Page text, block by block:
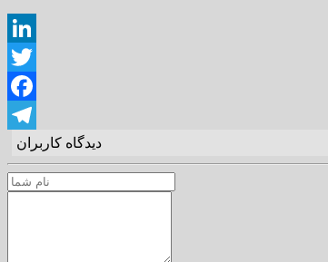
LinkedIn
Twitter
Facebook
Telegram
دیدگاه کاربران